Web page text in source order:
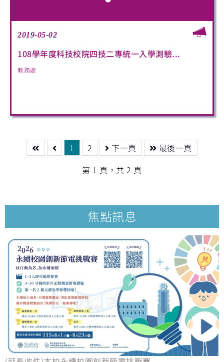
2019-05-02
108學年度科技校院四技二專統一入學測驗...
教務處
1 2 下一頁
最後一頁
第 1 頁，共 2 頁
焦點訊息